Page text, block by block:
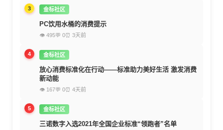
3 金标社区
PC饮用水桶的消费提示
👁 495💬 0⏰ 3天前
4 金标社区
放心消费标准化在行动——标准助力美好生活 激发消费
新动能
👁 167💬 0⏰ 4天前
5 金标社区
三诺数字入选2021年全国企业标准“领跑者”名单